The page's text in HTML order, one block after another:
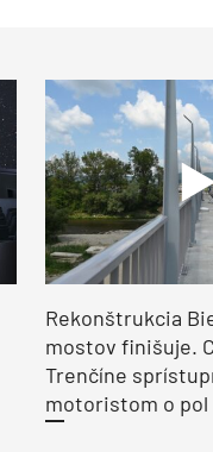
Rekonštrukcia
mostov finišuje.
Trenčíne
motoristom o pol